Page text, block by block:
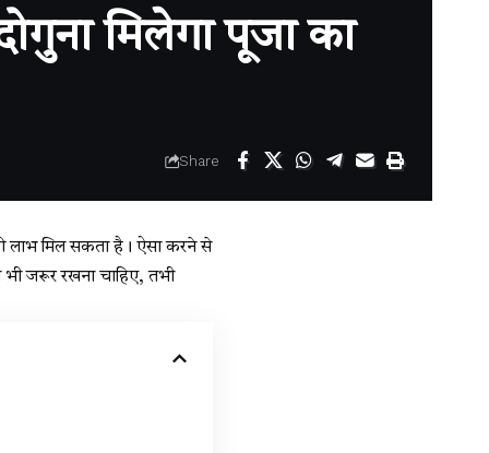
मिलेगा पूजा का
Share
लाभ मिल सकता है। ऐसा करने से
जरूर रखना चाहिए, तभी